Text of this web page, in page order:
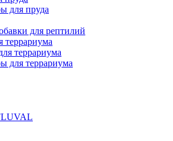
для пруда
для рептилий
террариума
террариума
для террариума